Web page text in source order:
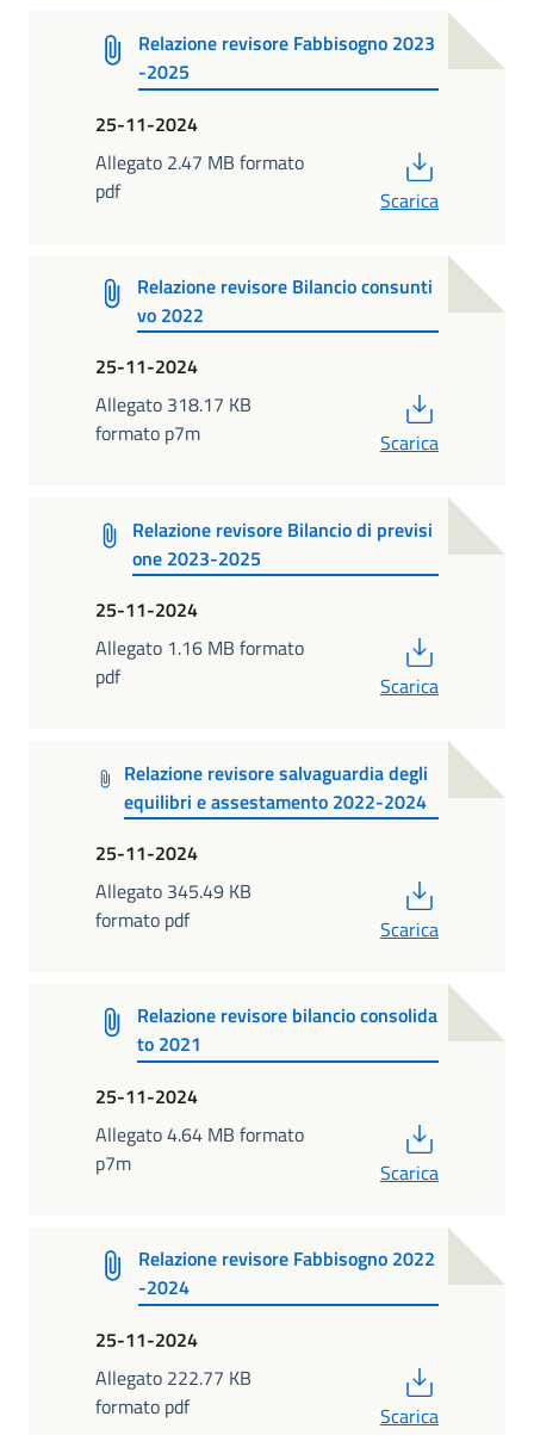
Relazione revisore Fabbisogno 2023
-2025
25-11-2024
Allegato 2.47 MB formato
pdf
Scarica
Relazione revisore Bilancio consunti
vo 2022
25-11-2024
Allegato 318.17 KB
formato p7m
Scarica
Relazione revisore Bilancio di previsi
one 2023-2025
25-11-2024
Allegato 1.16 MB formato
pdf
Scarica
Relazione revisore salvaguardia degli
equilibri e assestamento 2022-2024
25-11-2024
Allegato 345.49 KB
formato pdf
Scarica
Relazione revisore bilancio consolida
to 2021
25-11-2024
Allegato 4.64 MB formato
p7m
Scarica
Relazione revisore Fabbisogno 2022
-2024
25-11-2024
Allegato 222.77 KB
formato pdf
Scarica